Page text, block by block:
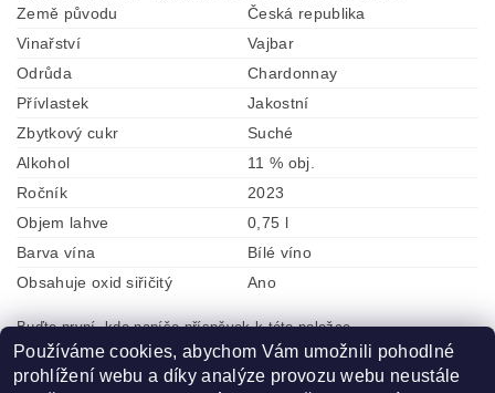
Země původu
Česká republika
Vinařství
Vajbar
Odrůda
Chardonnay
Přívlastek
Jakostní
Zbytkový cukr
Suché
Alkohol
11 % obj.
Ročník
2023
Objem lahve
0,75 l
Barva vína
Bílé víno
Obsahuje oxid siřičitý
Ano
Buďte první, kdo napíše příspěvek k této položce.
Přidat komentář
Používáme cookies, abychom Vám umožnili pohodlné
prohlížení webu a díky analýze provozu webu neustále